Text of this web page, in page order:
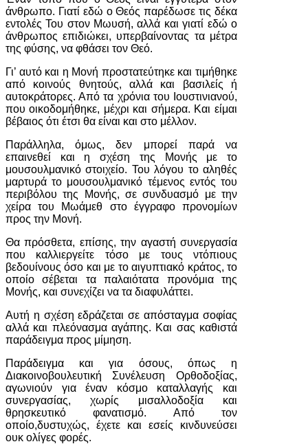
άνθρωπο. Γιατί εδώ ο Θεός παρέδωσε τις δέκα
εντολές Του στον Μωυσή, αλλά και γιατί εδώ ο
άνθρωπος επιδιώκει, υπερβαίνοντας τα μέτρα
της φύσης, να φθάσει τον Θεό.
Γι’ αυτό και η Μονή προστατεύτηκε και τιμήθηκε
από κοινούς θνητούς, αλλά και βασιλείς ή
αυτοκράτορες. Από τα χρόνια του Ιουστινιανού,
που οικοδομήθηκε, μέχρι και σήμερα. Και είμαι
βέβαιος ότι έτσι θα είναι και στο μέλλον.
Παράλληλα, όμως, δεν μπορεί παρά να
επαινεθεί και η σχέση της Μονής με το
μουσουλμανικό στοιχείο. Του λόγου το αληθές
μαρτυρά το μουσουλμανικό τέμενος εντός του
περιβόλου της Μονής, σε συνδυασμό με την
χείρα του Μωάμεθ στο έγγραφο προνομίων
προς την Μονή.
Θα πρόσθετα, επίσης, την αγαστή συνεργασία
που καλλιεργείτε τόσο με τους ντόπιους
βεδουίνους όσο και με το αιγυπτιακό κράτος, το
οποίο σέβεται τα παλαιότατα προνόμια της
Μονής, και συνεχίζει να τα διαφυλάττει.
Αυτή η σχέση εδράζεται σε απόσταγμα σοφίας
αλλά και πλεόνασμα αγάπης. Και σας καθιστά
παράδειγμα προς μίμηση.
Παράδειγμα και για όσους, όπως η
Διακοινοβουλευτική Συνέλευση Ορθοδοξίας,
αγωνιούν για έναν κόσμο καταλλαγής και
συνεργασίας, χωρίς μισαλλοδοξία και
θρησκευτικό φανατισμό. Από τον
οποίο,δυστυχώς, έχετε και εσείς κινδυνεύσει
ουκ ολίγες φορές.